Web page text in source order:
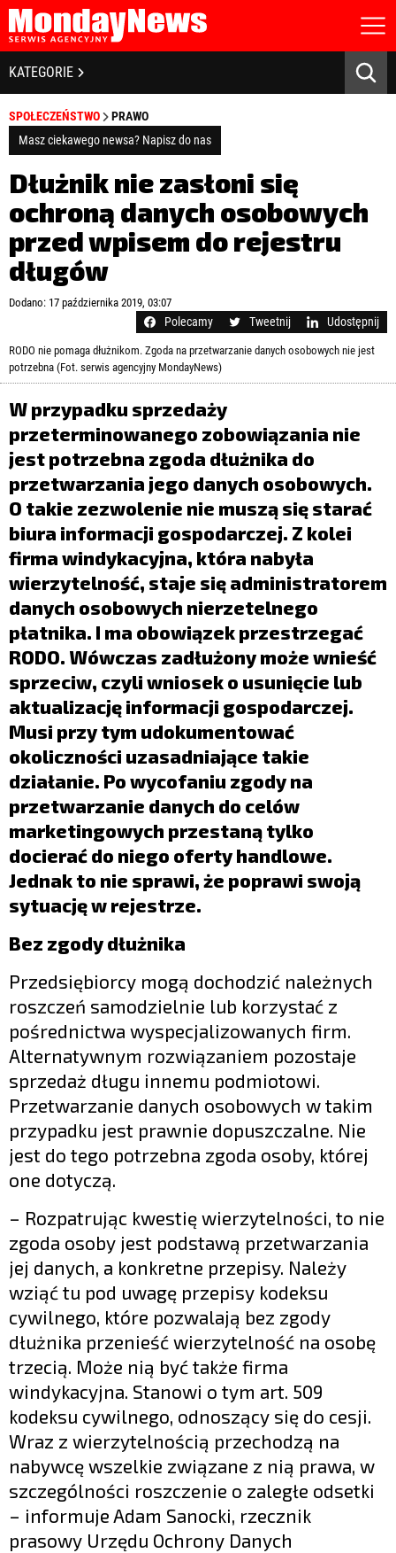
STRONA GŁÓWNA
O NAS
POLITYKA PRYWATNOŚCI
REGULAMIN
LICENCJA
REJESTRACJA
KONTAKT
Zapamiętaj mnie
Kliknij tutaj
KATEGORIE
BIZNES I GOSPODARKA
BANKOWOŚĆ I FINANSE
NOWE TECHNOLOGIE
SPOŁECZEŃSTWO
EDUKACJA
MEDIA
ZDROWIE I URODA
KULTURA
LIFESTYLE
OPINIE I KOMENTARZE
SPOŁECZEŃSTWO
PRAWO
Masz ciekawego newsa? Napisz do nas
Dłużnik nie zasłoni się
ochroną danych osobowych
przed wpisem do rejestru
długów
Dodano: 17 października 2019, 03:07
Polecamy Tweetnij Udostępnij
RODO nie pomaga dłużnikom. Zgoda na przetwarzanie danych osobowych nie jest
potrzebna (Fot. serwis agencyjny MondayNews)
W przypadku sprzedaży
przeterminowanego zobowiązania nie
jest potrzebna zgoda dłużnika do
przetwarzania jego danych osobowych.
O takie zezwolenie nie muszą się starać
biura informacji gospodarczej. Z kolei
firma windykacyjna, która nabyła
wierzytelność, staje się administratorem
danych osobowych nierzetelnego
płatnika. I ma obowiązek przestrzegać
RODO. Wówczas zadłużony może wnieść
sprzeciw, czyli wniosek o usunięcie lub
aktualizację informacji gospodarczej.
Musi przy tym udokumentować
okoliczności uzasadniające takie
działanie. Po wycofaniu zgody na
przetwarzanie danych do celów
marketingowych przestaną tylko
docierać do niego oferty handlowe.
Jednak to nie sprawi, że poprawi swoją
sytuację w rejestrze.
Bez zgody dłużnika
Przedsiębiorcy mogą dochodzić należnych
roszczeń samodzielnie lub korzystać z
pośrednictwa wyspecjalizowanych firm.
Alternatywnym rozwiązaniem pozostaje
sprzedaż długu innemu podmiotowi.
Przetwarzanie danych osobowych w takim
przypadku jest prawnie dopuszczalne. Nie
jest do tego potrzebna zgoda osoby, której
one dotyczą.
– Rozpatrując kwestię wierzytelności, to nie
zgoda osoby jest podstawą przetwarzania
jej danych, a konkretne przepisy. Należy
wziąć tu pod uwagę przepisy kodeksu
cywilnego, które pozwalają bez zgody
dłużnika przenieść wierzytelność na osobę
trzecią. Może nią być także firma
windykacyjna. Stanowi o tym art. 509
kodeksu cywilnego, odnoszący się do cesji.
Wraz z wierzytelnością przechodzą na
nabywcę wszelkie związane z nią prawa, w
szczególności roszczenie o zaległe odsetki
– informuje Adam Sanocki, rzecznik
prasowy Urzędu Ochrony Danych